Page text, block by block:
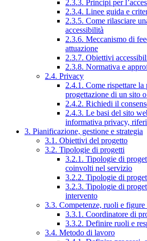
2.3.3. Principi per
2.3.4. Linee guida e
2.3.5. Come rilasciare
accessibilità
2.3.6. Meccanismo di
attuazione
2.3.7. Obiettivi
2.3.8. Normativa e
2.4. Privacy
2.4.1. Come rispettare
progettazione di un sito
2.4.2. Richiedi il
2.4.3. Le basi del sito
informativa privacy,
3. Pianificazione, gestione e strategia
3.1. Obiettivi del progetto
3.2. Tipologie di progetti
3.2.1. Tipologie di
coinvolti nel servizio
3.2.2. Tipologie di
3.2.3. Tipologie di
intervento
3.3. Competenze, ruoli e
3.3.1. Coordinatore di
3.3.2. Definire ruoli e
3.4. Metodo di lavoro